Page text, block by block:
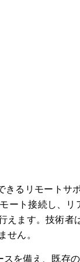
るリモートサ
ート接続し、リ
えます。技術者
ん。
を備え、既存